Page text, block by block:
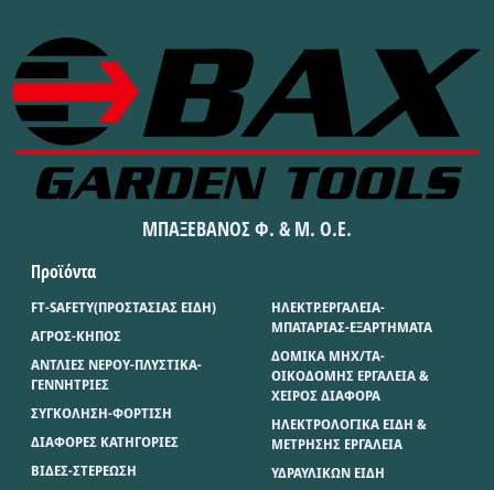
ΜΠΑΞΕΒΑΝΟΣ Φ. & Μ. Ο.Ε.
Προϊόντα
FT-SAFETY(ΠΡΟΣΤΑΣΙΑΣ ΕΙΔΗ)
ΑΓΡΟΣ-ΚΗΠΟΣ
ΑΝΤΛΙΕΣ ΝΕΡΟΥ-ΠΛΥΣΤΙΚΑ-
ΓΕΝΝΗΤΡΙΕΣ
ΣΥΓΚΟΛΗΣΗ-ΦΟΡΤΙΣΗ
ΔΙΑΦΟΡΕΣ ΚΑΤΗΓΟΡΙΕΣ
ΒΙΔΕΣ-ΣΤΕΡΕΩΣΗ
ΗΛΕΚΤΡ.ΕΡΓΑΛΕΙΑ-
ΜΠΑΤΑΡΙΑΣ-ΕΞΑΡΤΗΜΑΤΑ
ΔΟΜΙΚΑ ΜΗΧ/ΤΑ-
ΟΙΚΟΔΟΜΗΣ ΕΡΓΑΛΕΙΑ &
ΧΕΙΡΟΣ ΔΙΑΦΟΡΑ
ΗΛΕΚΤΡΟΛΟΓΙΚΑ ΕΙΔΗ &
ΜΕΤΡΗΣΗΣ ΕΡΓΑΛΕΙΑ
ΥΔΡΑΥΛΙΚΩΝ ΕΙΔΗ